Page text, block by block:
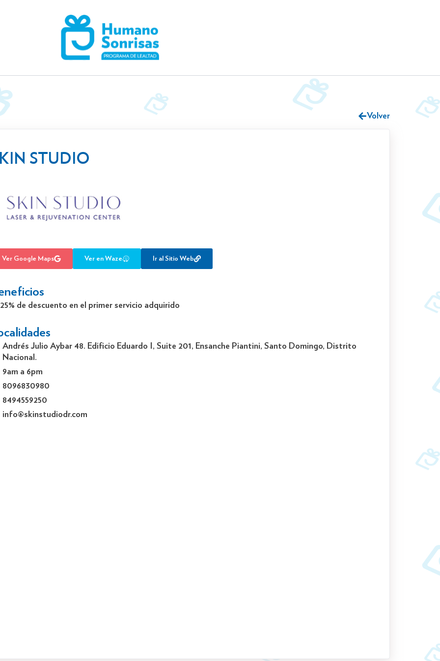
Volver
STUDIO
Ver Google Maps Ver en Waze Ir al Sitio Web
25% de descuento en el primer servicio adquirido
Andrés Julio Aybar 48. Edificio Eduardo I, Suite 201, Ensanche Piantini, Santo Domingo, Distrito
Nacional.
9am a 6pm
8096830980
8494559250
info@skinstudiodr.com